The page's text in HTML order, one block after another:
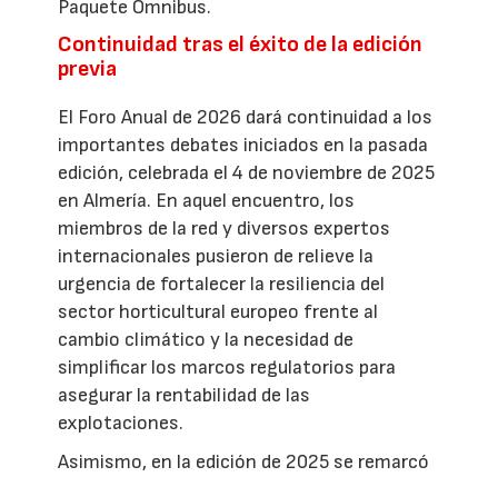
Paquete Ómnibus.
Continuidad tras el éxito de la edición
previa
El Foro Anual de 2026 dará continuidad a los
importantes debates iniciados en la pasada
edición, celebrada el 4 de noviembre de 2025
en Almería. En aquel encuentro, los
miembros de la red y diversos expertos
internacionales pusieron de relieve la
urgencia de fortalecer la resiliencia del
sector horticultural europeo frente al
cambio climático y la necesidad de
simplificar los marcos regulatorios para
asegurar la rentabilidad de las
explotaciones.
Asimismo, en la edición de 2025 se remarcó